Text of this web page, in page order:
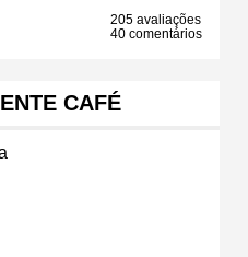
205 avaliações
40 comentários
CAFÉ